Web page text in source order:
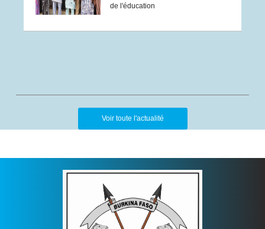
de l'éducation
Voir toute l'actualité